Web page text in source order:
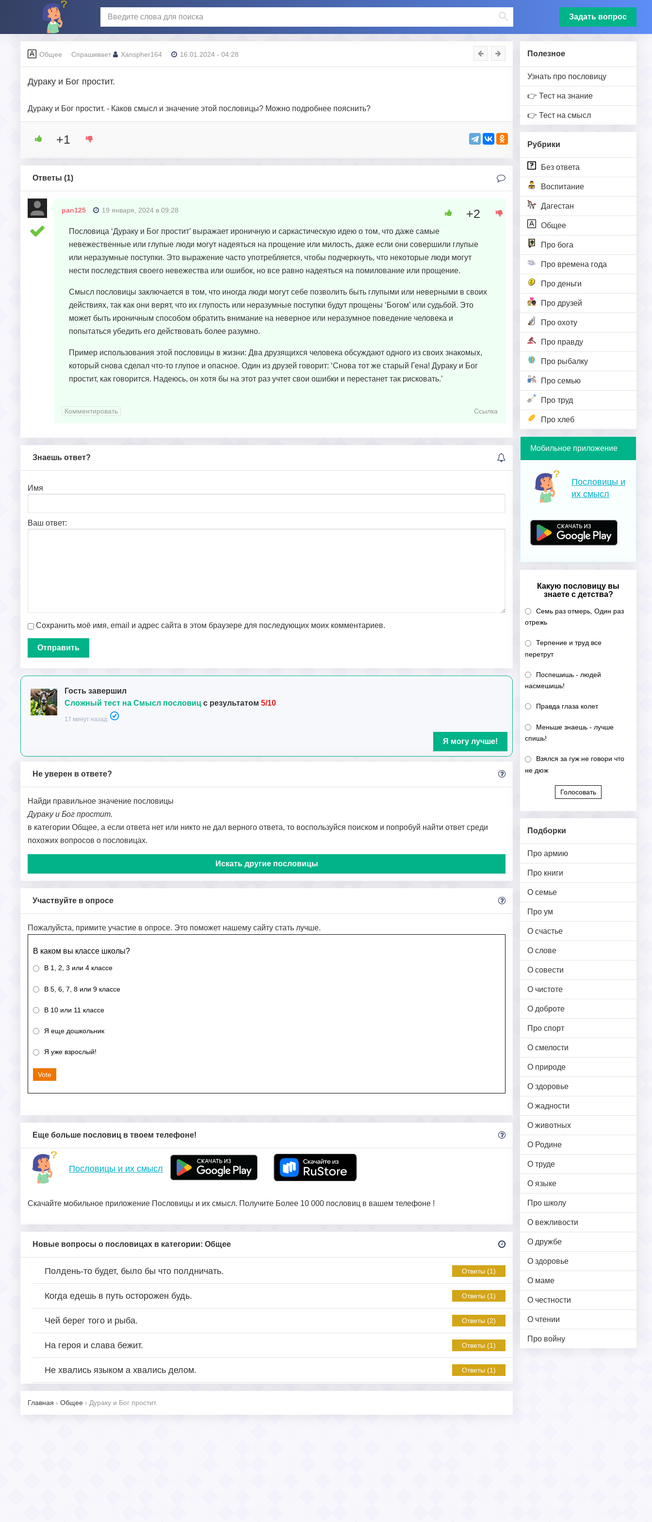
Задать вопрос
Полезное
Узнать про пословицу
👉 Тест на знание
👉 Тест на смысл
Рубрики
Без ответа
Воспитание
Дагестан
Общее
Про бога
Про времена года
Про деньги
Про друзей
Про охоту
Про правду
Про рыбалку
Про семью
Про труд
Про хлеб
Мобильное приложение
Пословицы и
их смысл
Какую пословицу вы
знаете с детства?
Семь раз отмерь, Один раз
отрежь
Терпение и труд все
перетрут
Поспешишь - людей
насмешишь!
Правда глаза колет
Меньше знаешь - лучше
спишь!
Взялся за гуж не говори что
не дюж
Голосовать
Подборки
Про армию
Про книги
О семье
Про ум
О счастье
О слове
О совести
О чистоте
О доброте
Про спорт
О смелости
О природе
О здоровье
О жадности
О животных
О Родине
О труде
О языке
Про школу
О вежливости
О дружбе
О здоровье
О маме
О честности
О чтении
Про войну
Общее Спрашивает Xanspher164 16.01.2024 - 04:28
Дураку и Бог простит.
Дураку и Бог простит. - Каков смысл и значение этой пословицы? Можно подробнее пояснить?
+1
Ответы (1)
pan125 19 января, 2024 в 09:28
Пословица ‘Дураку и Бог простит’ выражает ироничную и саркастическую идею о том, что даже самые
невежественные или глупые люди могут надеяться на прощение или милость, даже если они совершили глупые
или неразумные поступки. Это выражение часто употребляется, чтобы подчеркнуть, что некоторые люди могут
нести последствия своего невежества или ошибок, но все равно надеяться на помилование или прощение.
Смысл пословицы заключается в том, что иногда люди могут себе позволить быть глупыми или неверными в своих
действиях, так как они верят, что их глупость или неразумные поступки будут прощены ‘Богом’ или судьбой. Это
может быть ироничным способом обратить внимание на неверное или неразумное поведение человека и
попытаться убедить его действовать более разумно.
Пример использования этой пословицы в жизни: Два друзящихся человека обсуждают одного из своих знакомых,
который снова сделал что-то глупое и опасное. Один из друзей говорит: ‘Снова тот же старый Гена! Дураку и Бог
простит, как говорится. Надеюсь, он хотя бы на этот раз учтет свои ошибки и перестанет так рисковать.’
+2
Комментировать Ссылка
Знаешь ответ?
Имя
Ваш ответ:
Сохранить моё имя, email и адрес сайта в этом браузере для последующих моих комментариев.
Гость завершил
Сложный тест на Смысл пословиц с результатом 5/10
17 минут назад
Я могу лучше!
Не уверен в ответе?
Найди правильное значение пословицы
Дураку и Бог простит.
в категории Общее, а если ответа нет или никто не дал верного ответа, то воспользуйся поиском и попробуй найти ответ среди
похожих вопросов о пословицах.
Искать другие пословицы
Участвуйте в опросе
Пожалуйста, примите участие в опросе. Это поможет нашему сайту стать лучше.
В каком вы классе школы?
В 1, 2, 3 или 4 классе
В 5, 6, 7, 8 или 9 классе
В 10 или 11 классе
Я еще дошкольник
Я уже взрослый!
Vote
Еще больше пословиц в твоем телефоне!
Пословицы и их смысл
Скачайте мобильное приложение Пословицы и их смысл. Получите Более 10 000 пословиц в вашем телефоне !
Новые вопросы о пословицах в категории: Общее
Полдень-то будет, было бы что полдничать. Ответы (1)
Когда едешь в путь осторожен будь. Ответы (1)
Чей берег того и рыба. Ответы (2)
На героя и слава бежит. Ответы (1)
Не хвались языком а хвались делом. Ответы (1)
Главная › Общее › Дураку и Бог простит.